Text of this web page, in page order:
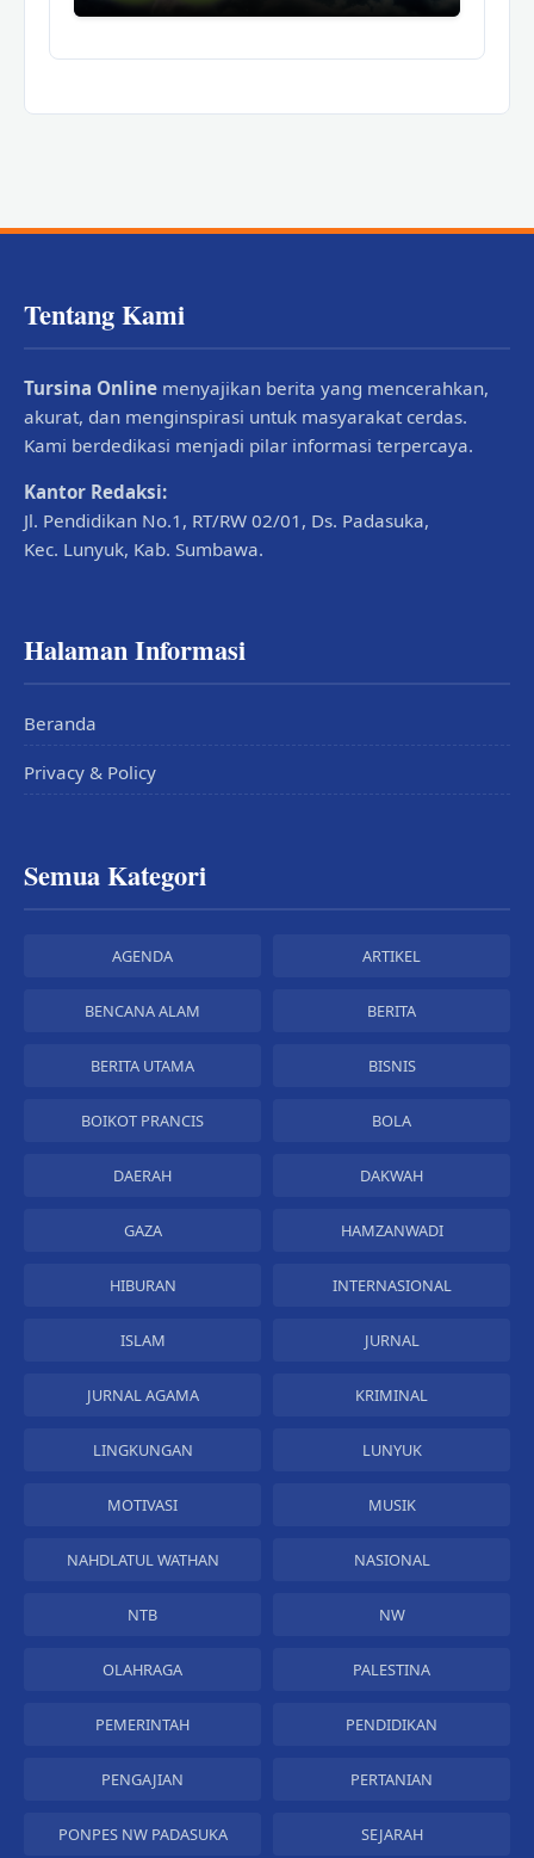
Tentang Kami
Tursina Online menyajikan berita yang mencerahkan,
akurat, dan menginspirasi untuk masyarakat cerdas.
Kami berdedikasi menjadi pilar informasi terpercaya.
Kantor Redaksi:
Jl. Pendidikan No.1, RT/RW 02/01, Ds. Padasuka,
Kec. Lunyuk, Kab. Sumbawa.
Halaman Informasi
Beranda
Privacy & Policy
Semua Kategori
AGENDA ARTIKEL
BENCANA ALAM BERITA
BERITA UTAMA BISNIS
BOIKOT PRANCIS BOLA
DAERAH DAKWAH
GAZA HAMZANWADI
HIBURAN INTERNASIONAL
ISLAM JURNAL
JURNAL AGAMA KRIMINAL
LINGKUNGAN LUNYUK
MOTIVASI MUSIK
NAHDLATUL WATHAN NASIONAL
NTB NW
OLAHRAGA PALESTINA
PEMERINTAH PENDIDIKAN
PENGAJIAN PERTANIAN
PONPES NW PADASUKA SEJARAH